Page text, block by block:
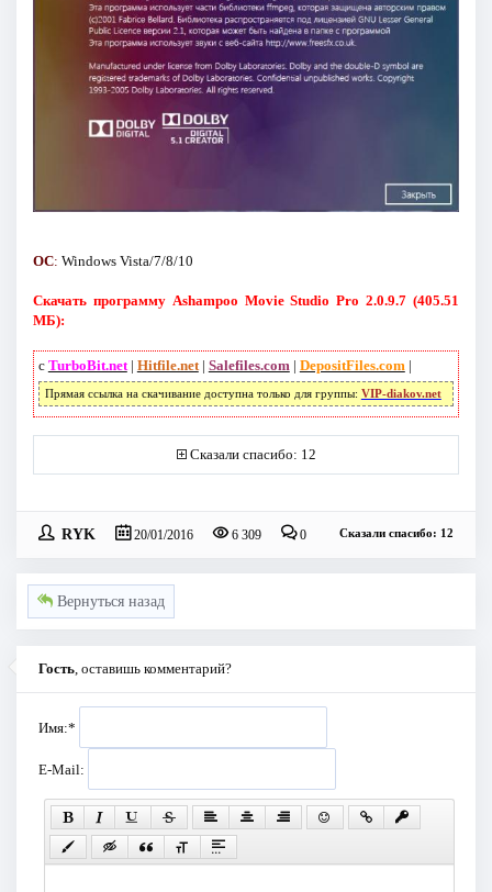
ОС: Windows Vista/7/8/10
Скачать программу Ashampoo Movie Studio Pro 2.0.9.7 (405.51
МБ):
с TurboBit.net| Hitfile.net| Salefiles.com| DepositFiles.com|
Прямая ссылка на скачивание доступна только для группы: VIP-diakov.net
Сказали спасибо: 12
RYK 20/01/2016 6 309 0 Сказали спасибо: 12
Вернуться назад
Гость, оставишь комментарий?
Имя:*
E-Mail: